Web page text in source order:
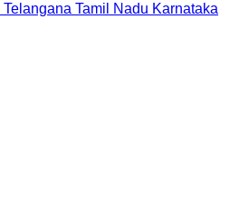
Telangana Tamil Nadu Karnataka